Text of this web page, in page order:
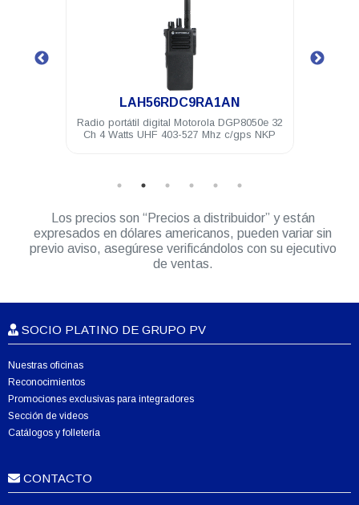
.
LAH56RDC9RA1AN
Radio portátil digital Motorola DGP8050e 32
Ch 4 Watts UHF 403-527 Mhz c/gps NKP
Los precios son “Precios a distribuidor” y están
expresados en dólares americanos, pueden variar sin
previo aviso, asegúrese verificándolos con su ejecutivo
de ventas.
SOCIO PLATINO DE GRUPO PV
Nuestras oficinas
Reconocimientos
Promociones exclusivas para integradores
Sección de videos
Catálogos y folletería
CONTACTO